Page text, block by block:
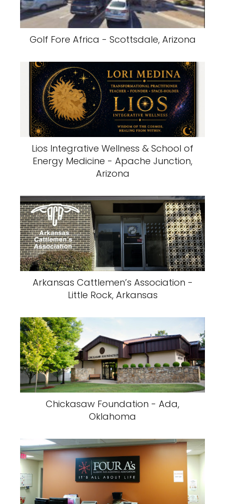
Golf Fore Africa - Scottsdale, Arizona
Lios Integrative Wellness & School of
Energy Medicine - Apache Junction,
Arizona
Arkansas Cattlemen’s Association -
Little Rock, Arkansas
Chickasaw Foundation - Ada,
Oklahoma